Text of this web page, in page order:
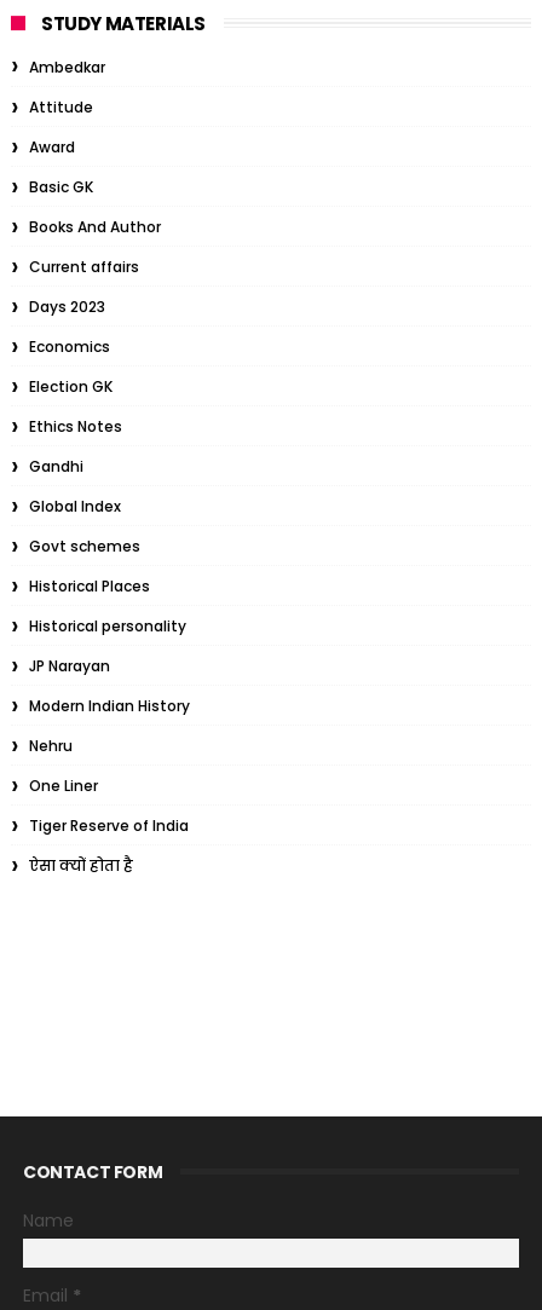
STUDY MATERIALS
Ambedkar
Attitude
Award
Basic GK
Books And Author
Current affairs
Days 2023
Economics
Election GK
Ethics Notes
Gandhi
Global Index
Govt schemes
Historical Places
Historical personality
JP Narayan
Modern Indian History
Nehru
One Liner
Tiger Reserve of India
ऐसा क्यों होता है
CONTACT FORM
Name
Email *